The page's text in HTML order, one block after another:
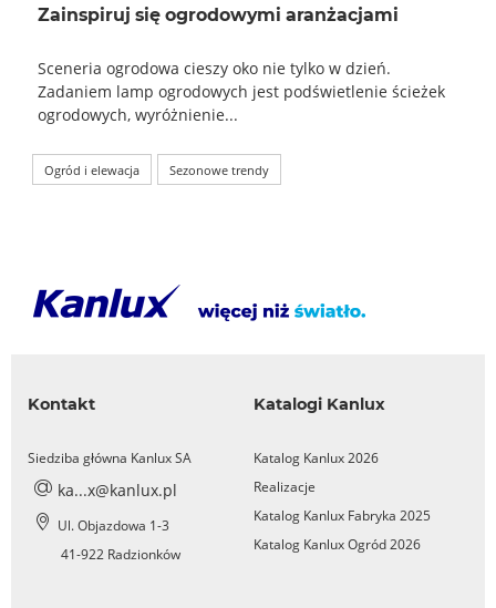
Zainspiruj się ogrodowymi aranżacjami
Sceneria ogrodowa cieszy oko nie tylko w dzień.
Zadaniem lamp ogrodowych jest podświetlenie ścieżek
ogrodowych, wyróżnienie...
Ogród i elewacja Sezonowe trendy
Kontakt
Siedziba główna Kanlux SA
ka...x@kanlux.pl
Ul. Objazdowa 1-3
41-922 Radzionków
Katalogi Kanlux
Katalog Kanlux 2026
Realizacje
Katalog Kanlux Fabryka 2025
Katalog Kanlux Ogród 2026